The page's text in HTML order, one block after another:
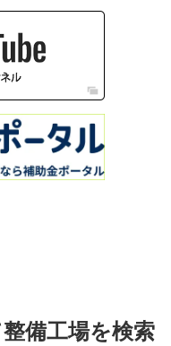
備工場を検索